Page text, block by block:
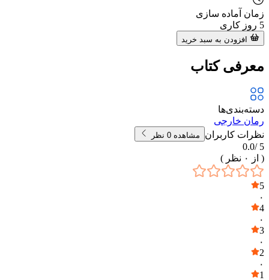
زمان آماده سازی
5 روز کاری
افزودن به سبد خرید
معرفی کتاب
دسته‌بندی‌ها
رمان خارجی
نظرات کاربران
مشاهده 0 نظر
5 /
0.0
( از
۰ نظر )
5
۰
4
۰
3
۰
2
۰
1